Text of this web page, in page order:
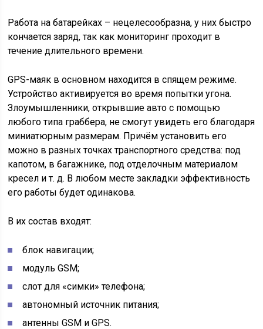
Работа на батарейках – нецелесообразна, у них быстро
кончается заряд, так как мониторинг проходит в
течение длительного времени.
GPS-маяк в основном находится в спящем режиме.
Устройство активируется во время попытки угона.
Злоумышленники, открывшие авто с помощью
любого типа граббера, не смогут увидеть его благодаря
миниатюрным размерам. Причём установить его
можно в разных точках транспортного средства: под
капотом, в багажнике, под отделочным материалом
кресел и т. д. В любом месте закладки эффективность
его работы будет одинакова.
В их состав входят:
блок навигации;
модуль GSM;
слот для «симки» телефона;
автономный источник питания;
антенны GSM и GPS.